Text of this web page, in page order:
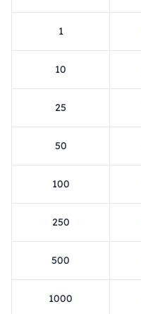
1
10
25
50
100
250
500
1000